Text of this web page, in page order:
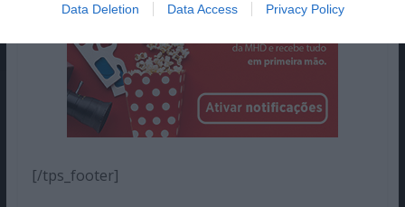
Data Deletion Data Access Privacy Policy
[/tps_footer]